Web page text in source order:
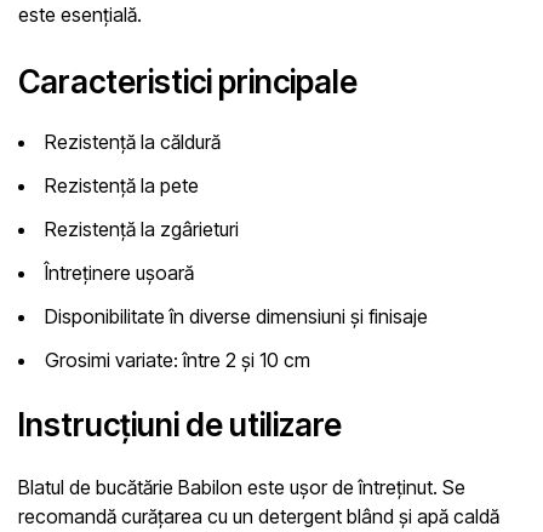
este esențială.
Caracteristici principale
Rezistență la căldură
Rezistență la pete
Rezistență la zgârieturi
Întreținere ușoară
Disponibilitate în diverse dimensiuni și finisaje
Grosimi variate: între 2 și 10 cm
Instrucțiuni de utilizare
Blatul de bucătărie Babilon este ușor de întreținut. Se
recomandă curățarea cu un detergent blând și apă caldă